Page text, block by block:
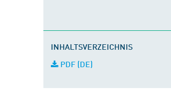
INHALTSVERZEICHNIS
PDF (DE)